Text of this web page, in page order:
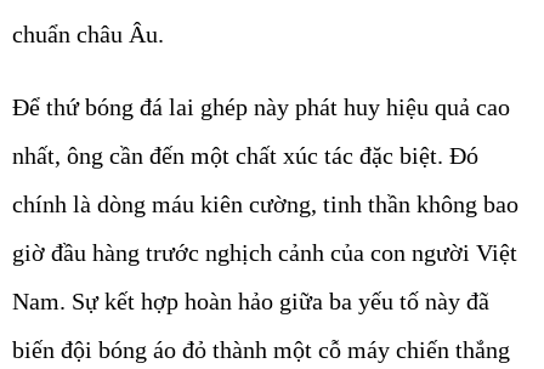
chuẩn châu Âu.
Để thứ bóng đá lai ghép này phát huy hiệu quả cao
nhất, ông cần đến một chất xúc tác đặc biệt. Đó
chính là dòng máu kiên cường, tinh thần không bao
giờ đầu hàng trước nghịch cảnh của con người Việt
Nam. Sự kết hợp hoàn hảo giữa ba yếu tố này đã
biến đội bóng áo đỏ thành một cỗ máy chiến thắng